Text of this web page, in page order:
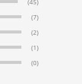
(7)
(2)
(1)
(0)